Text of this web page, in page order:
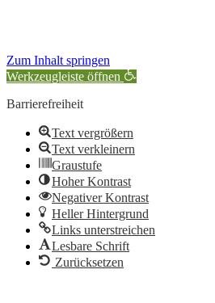
Zum Inhalt springen
Werkzeugleiste öffnen
Barrierefreiheit
Text vergrößern
Text verkleinern
Graustufe
Hoher Kontrast
Negativer Kontrast
Heller Hintergrund
Links unterstreichen
Lesbare Schrift
Zurücksetzen